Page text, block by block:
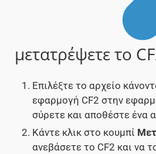
μετατρέψετε το
Επιλέξτε το αρχείο
εφαρμογή CF2 στην
σύρετε και αποθέστε ένα
Κάντε κλικ στο κουμπί
ανεβάσετε το CF2 και να